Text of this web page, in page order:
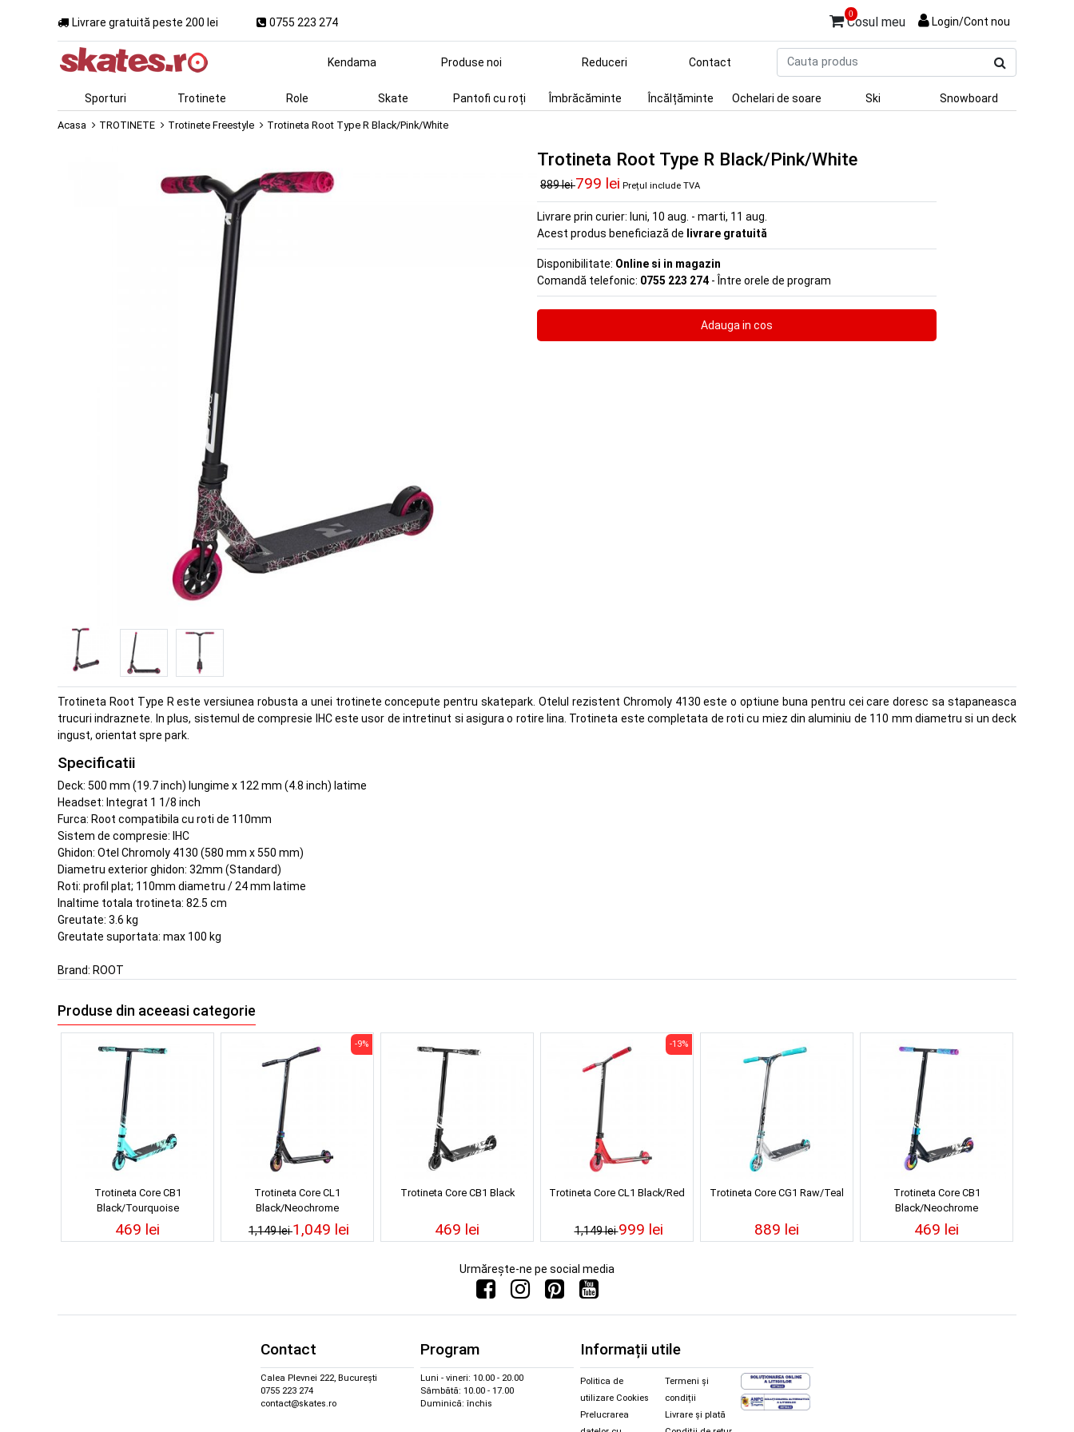
Livrare gratuită peste 200 lei 0755 223 274
0
Cosul meu Login/Cont nou
produs
Kendama Produse noi Reduceri Contact
Sporturi Trotinete Role Skate Pantofi cu roți Îmbrăcăminte Încălțăminte Ochelari de soare Ski Snowboard
Acasa TROTINETE Trotinete Freestyle Trotineta Root Type R Black/Pink/White
Trotineta Root Type R Black/Pink/White
889 lei799 lei Prețul include TVA
Livrare prin curier: luni, 10 aug. - marti, 11 aug.
Acest produs beneficiază de livrare gratuită
Disponibilitate: Online si in magazin
Comandă telefonic: 0755 223 274 - Între orele de program
Trotineta Root Type R este versiunea robusta a unei trotinete concepute pentru skatepark. Otelul rezistent Chromoly 4130 este o optiune buna pentru cei care doresc sa stapaneasca
trucuri indraznete. In plus, sistemul de compresie IHC este usor de intretinut si asigura o rotire lina. Trotineta este completata de roti cu miez din aluminiu de 110 mm diametru si un deck
ingust, orientat spre park.
Specificatii
Deck: 500 mm (19.7 inch) lungime x 122 mm (4.8 inch) latime
Headset: Integrat 1 1/8 inch
Furca: Root compatibila cu roti de 110mm
Sistem de compresie: IHC
Ghidon: Otel Chromoly 4130 (580 mm x 550 mm)
Diametru exterior ghidon: 32mm (Standard)
Roti: profil plat; 110mm diametru / 24 mm latime
Inaltime totala trotineta: 82.5 cm
Greutate: 3.6 kg
Greutate suportata: max 100 kg
Brand: ROOT
Produse din aceeasi categorie
Trotineta Core CB1
Black/Tourquoise
469 lei
Trotineta Core CL1
Black/Neochrome
1,149 lei
-9%
1,049 lei
Trotineta Core CB1 Black
469 lei
Trotineta Core CL1 Black/Red
1,149 lei
-13%
999 lei
Trotineta Core CG1 Raw/Teal
889 lei
Trotineta Core CB1
Black/Neochrome
469 lei
Urmărește-ne pe social media
Contact
Calea Plevnei 222, București
0755 223 274
contact@skates.ro
Program
Luni - vineri: 10.00 - 20.00
Sâmbătă: 10.00 - 17.00
Duminică: închis
Informații utile
Politica de
utilizare Cookies
Prelucrarea
Termeni și
condiții
Livrare și plată